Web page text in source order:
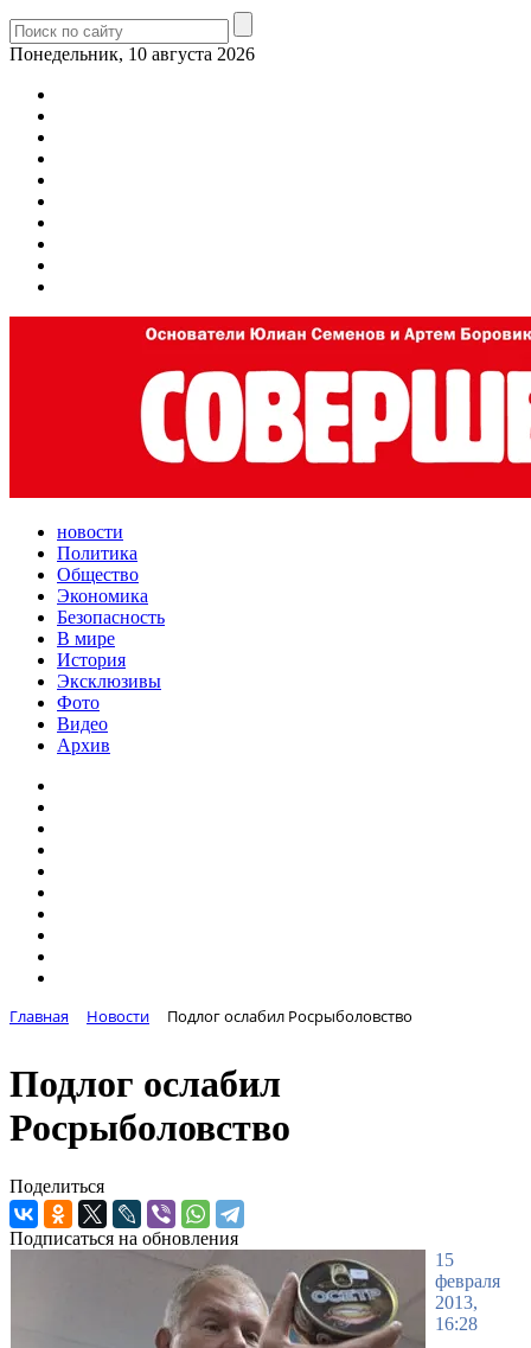
Понедельник, 10 августа 2026
новости
Политика
Общество
Экономика
Безопасность
В мире
История
Эксклюзивы
Фото
Видео
Архив
Главная Новости Подлог ослабил Росрыболовство
Подлог ослабил
Росрыболовство
Поделиться
Подписаться на обновления
15
февраля
2013,
16:28